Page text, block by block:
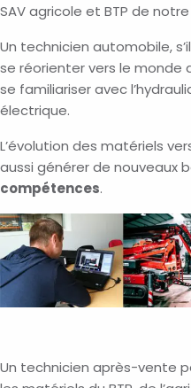
SAV agricole et BTP de
Un technicien automobile,
se réorienter vers le monde
se familiariser avec
électrique.
L’évolution des matériels
aussi générer de nouveaux
compétences.
Un technicien après-vente